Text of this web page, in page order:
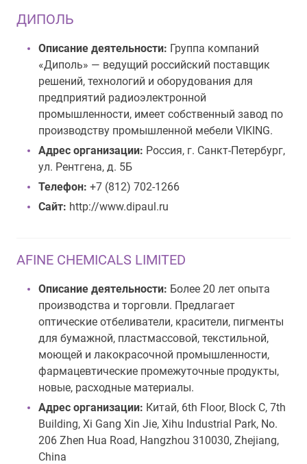
ДИПОЛЬ
Описание деятельности: Группа компаний
«Диполь» — ведущий российский поставщик
решений, технологий и оборудования для
предприятий радиоэлектронной
промышленности, имеет собственный завод по
производству промышленной мебели VIKING.
Адрес организации: Россия, г. Санкт-Петербург,
ул. Рентгена, д. 5Б
Телефон: +7 (812) 702-1266
Сайт: http://www.dipaul.ru
AFINE CHEMICALS LIMITED
Описание деятельности: Более 20 лет опыта
производства и торговли. Предлагает
оптические отбеливатели, красители, пигменты
для бумажной, пластмассовой, текстильной,
моющей и лакокрасочной промышленности,
фармацевтические промежуточные продукты,
новые, расходные материалы.
Адрес организации: Китай, 6th Floor, Block C, 7th
Building, Xi Gang Xin Jie, Xihu Industrial Park, No.
206 Zhen Hua Road, Hangzhou 310030, Zhejiang,
China